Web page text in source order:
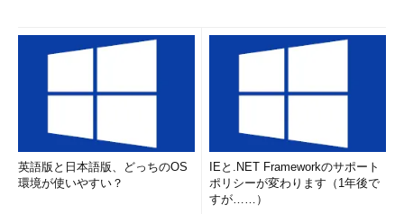
英語版と日本語版、どっちのOS
環境が使いやすい？
IEと.NET Frameworkのサポート
ポリシーが変わります（1年後で
すが……）